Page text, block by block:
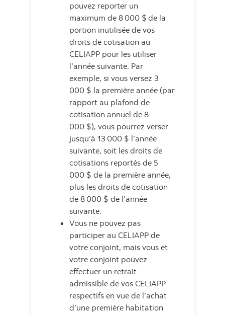
pouvez reporter un
maximum de 8 000 $ de la
portion inutilisée de vos
droits de cotisation au
CELIAPP pour les utiliser
l’année suivante. Par
exemple, si vous versez 3
000 $ la première année (par
rapport au plafond de
cotisation annuel de 8
000 $), vous pourrez verser
jusqu’à 13 000 $ l’année
suivante, soit les droits de
cotisations reportés de 5
000 $ de la première année,
plus les droits de cotisation
de 8 000 $ de l’année
suivante.
Vous ne pouvez pas
participer au CELIAPP de
votre conjoint, mais vous et
votre conjoint pouvez
effectuer un retrait
admissible de vos CELIAPP
respectifs en vue de l’achat
d’une première habitation